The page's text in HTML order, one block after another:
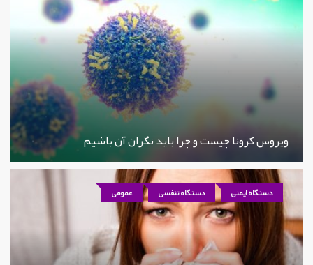
ویروس کرونا چیست و چرا باید نگران آن باشیم
دستگاه ایمنی دستگاه تنفسی عمومی